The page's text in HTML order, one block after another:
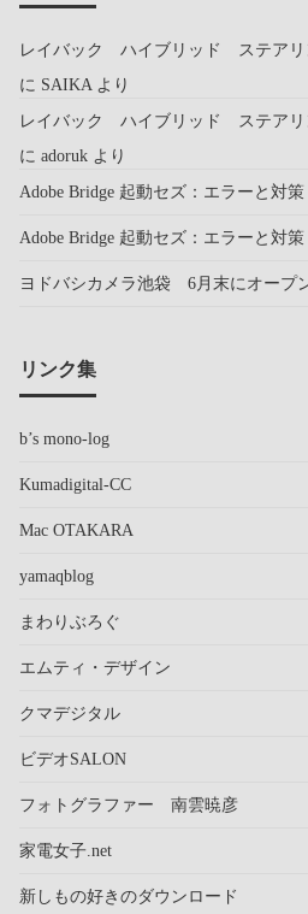
レイバック ハイブリッド ステアリ
に SAIKA より
レイバック ハイブリッド ステアリ
に adoruk より
Adobe Bridge 起動セズ：エラーと対策
Adobe Bridge 起動セズ：エラーと対策
ヨドバシカメラ池袋 6月末にオープ
リンク集
b’s mono-log
Kumadigital-CC
Mac OTAKARA
yamaqblog
まわりぶろぐ
エムティ・デザイン
クマデジタル
ビデオSALON
フォトグラファー 南雲暁彦
家電女子.net
新しもの好きのダウンロード